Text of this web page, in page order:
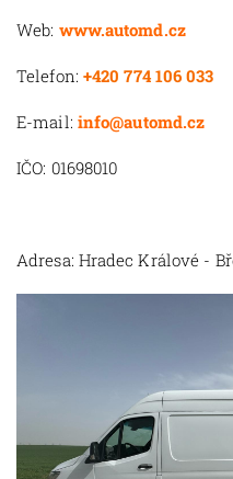
Web: www.automd.cz
Telefon: +420 774 106 033
E-mail: info@automd.cz
IČO: 01698010
Adresa: Hradec Králové -